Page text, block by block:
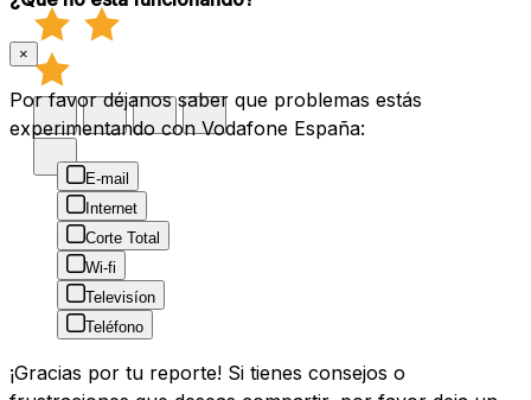
×
Por favor déjanos saber que problemas estás
experimentando con Vodafone España:
E-mail
Internet
Corte Total
Wi-fi
Televisíon
Teléfono
¡Gracias por tu reporte! Si tienes consejos o